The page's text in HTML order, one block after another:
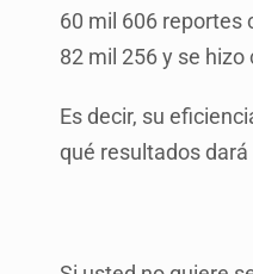
60 mil 606 reportes
82 mil 256 y se hizo
Es decir, su
qué resultados dará